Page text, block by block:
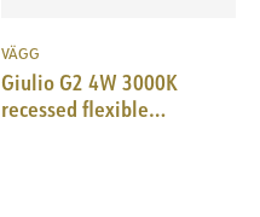
VÄGG
Giulio G2 4W 3000K
recessed flexible